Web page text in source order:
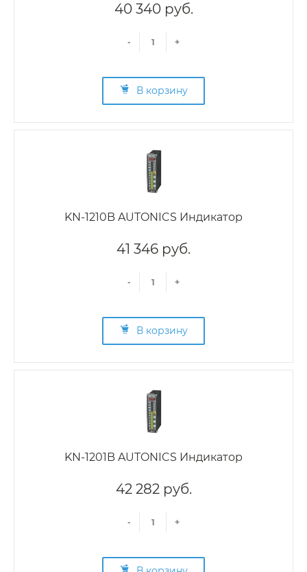
40 340 руб.
- +
В корзину
KN-1210B AUTONICS Индикатор
41 346 руб.
- +
В корзину
KN-1201B AUTONICS Индикатор
42 282 руб.
- +